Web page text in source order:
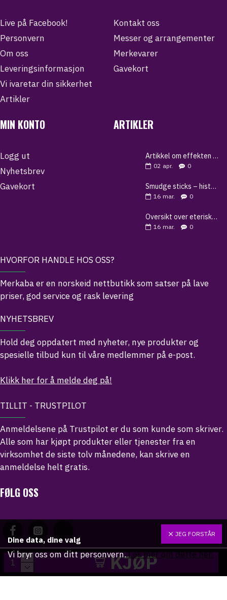
KJØP
Live på Facebook!
Personvern
Om oss
Leveringsinformasjon
Vi ivaretar din sikkerhet
Artikler
Kontakt oss
Messer og arrangementer
Merkevarer
Gavekort
MIN KONTO
Logg ut
Nyhetsbrev
Gavekort
ARTIKLER
Artikkel om effekten av shungitt
02 apr. 0
Smudge sticks – historie, bruk og guide til renselse
16 mar. 0
Oversikt over eteriske oljer og deres egenskaper
16 mar. 0
HVORFOR HANDLE HOS OSS?
Merkaba er en norskeid nettbutikk som satser på lave
priser, god service og rask levering
NYHETSBREV
Hold deg oppdatert med nyheter, nye produkter og
spesielle tilbud kun til våre medlemmer på e-post.
Klikk her for å melde deg på!
TILLIT - TRUSTPILOT
Anmeldelsene på Trustpilot er du som kunde som skriver.
Alle som har kjøpt produkter eller tjenester fra en
virksomhet de siste tolv månedene, kan skrive en
anmeldelse helt gratis.
FØLG OSS
Copyright © 2024 - Merkaba.no
Alle rettigheter er reservert.
JEG FORSTÅR
Dine data, dine valg
Vi bryr oss om ditt personvern.Les mer om dette her.